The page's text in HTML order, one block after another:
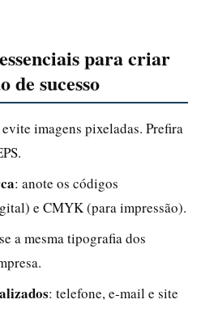
para criar
de sucesso
imagens pixeladas. Prefira
: anote os códigos
e CMYK (para impressão).
a mesma tipografia dos
: telefone, e-mail e site